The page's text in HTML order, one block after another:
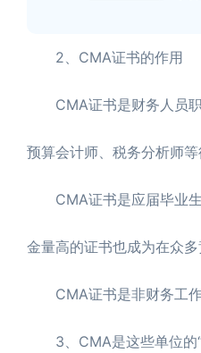
2、CMA证书的作用
CMA证书是财务人员职
预算会计师、税务分析师
CMA证书是应届毕业生
金量高的证书也成为在众多
CMA证书是非财务工作
3、CMA是这些单位的“